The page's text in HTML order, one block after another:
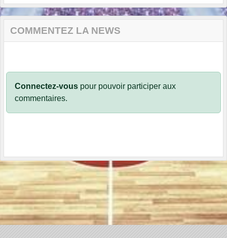
COMMENTEZ LA NEWS
Connectez-vous pour pouvoir participer aux
commentaires.